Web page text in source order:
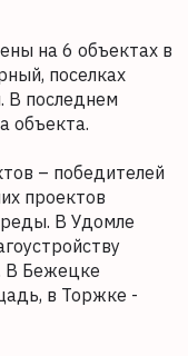
на 6 объектах в
поселках
В последнем
объекта.
– победителей
проектов
В Удомле
В Бежецке
в Торжке -